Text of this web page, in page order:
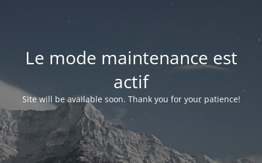
Le mode maintenance est
actif
Site will be available soon. Thank you for your patience!